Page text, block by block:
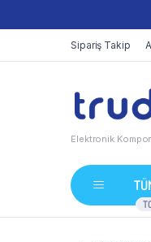
Sipariş Takip
Elektronik